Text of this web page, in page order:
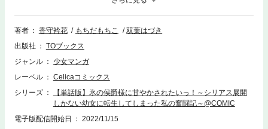
いたラノベの世界で悲壮な最期を遂げる不遇な幼女ユリアーナに転生して
いた。バッドエンドを回避するべく「氷の侯爵様」と恐れられる父ランベ
ルトの好感度アップを図るも、ランベルトが手ずからお菓子を食べさせて
その上、嫌われるはずの兄から愛され、憎まれるはずの魔法の師匠からも
かわいがられ……「一体、何が起こっているの～!?(汗)」
著者 香守衿花 もちだもちこ
双葉はづき
出版社
TOブックス
ジャンル
少女マンガ
レーベル
Celicaコミックス
シリーズ
【単話版】氷の侯爵様に甘やかされたいっ！～シリアス展開
しかない幼女に転生してしまった私の奮闘記～@COMIC
電子版配信開始日
2022/11/15